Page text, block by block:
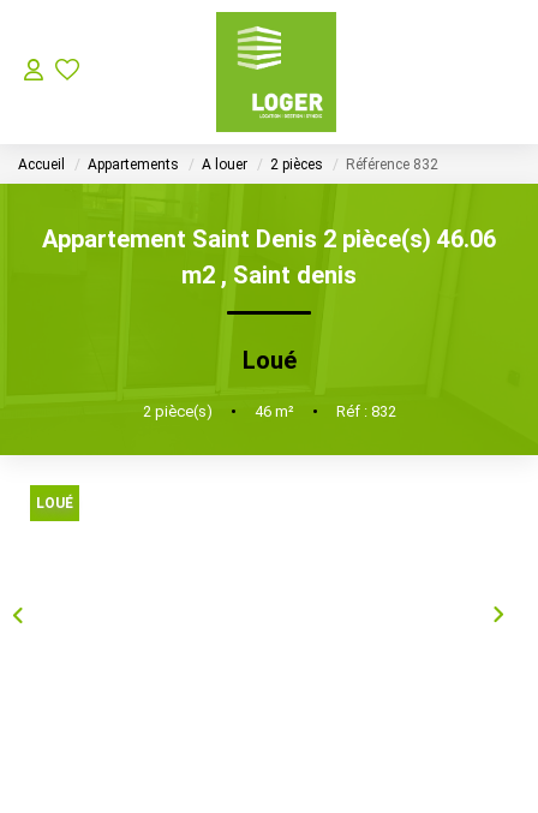
LOCATION
GESTION LOCATIVE
SYNDIC
Choisir Son Syndic Sur L’ile De La Réunion
Les Missions D’un Syndic De Copropriété Sur L’ile De
Accueil Appartements A louer 2 pièces Référence 832
Appartement Saint Denis 2 pièce(s) 46.06
m2 , Saint denis
Loué
2 pièce(s) • 46m² • Réf : 832
LOUÉ